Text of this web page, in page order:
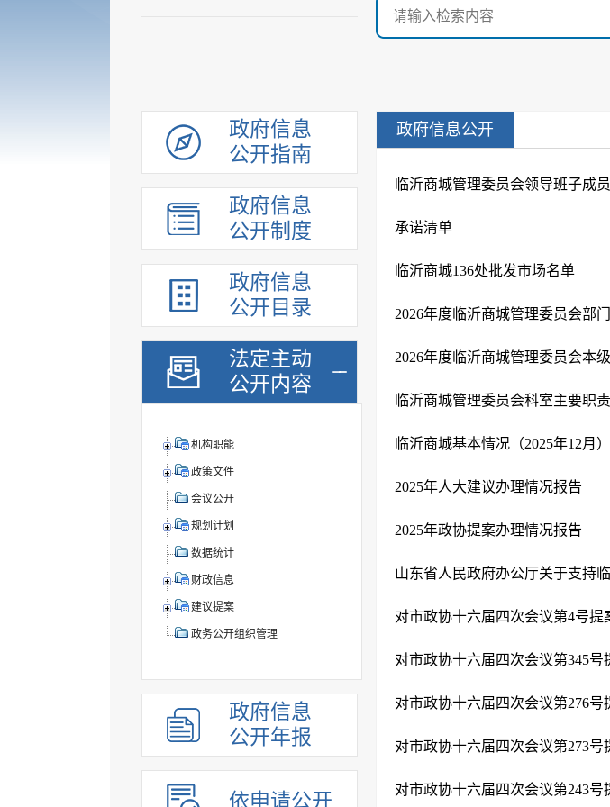
政府信息
公开指南
政府信息
公开制度
政府信息
公开目录
法定主动
公开内容
机构职能
政策文件
会议公开
规划计划
数据统计
财政信息
建议提案
政务公开组织管理
政府信息
公开年报
依申请公开
政府信息公开
临沂商城管理委员会领导班子成
承诺清单
临沂商城136处批发市场名单
2026年度临沂商城管理委员会部
2026年度临沂商城管理委员会本
临沂商城管理委员会科室主要职责
临沂商城基本情况（2025年12月）
2025年人大建议办理情况报告
2025年政协提案办理情况报告
山东省人民政府办公厅关于支持